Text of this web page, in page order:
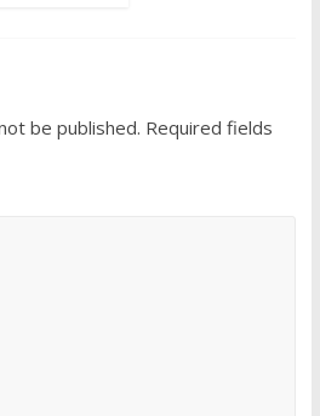
be published. Required fields